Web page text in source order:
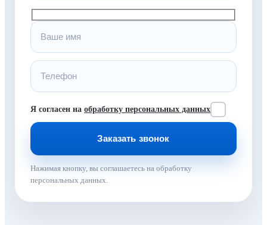
Я согласен на обработку персональных данных
Нажимая кнопку, вы соглашаетесь на обработку
персональных данных.